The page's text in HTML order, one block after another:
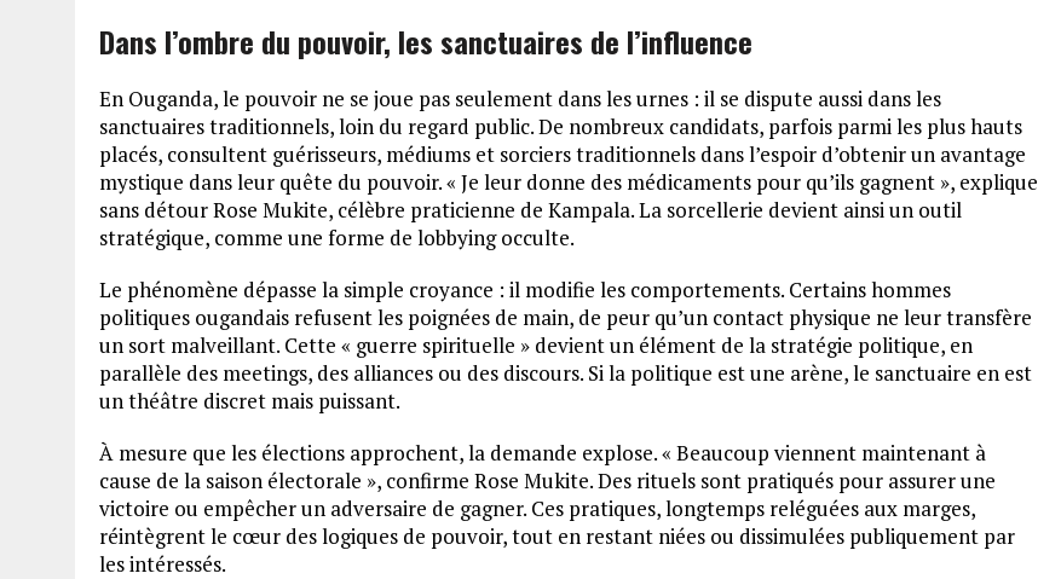
Dans l’ombre du pouvoir, les sanctuaires de l’influence
En Ouganda, le pouvoir ne se joue pas seulement dans les urnes : il se dispute aussi dans les
sanctuaires traditionnels, loin du regard public. De nombreux candidats, parfois parmi les plus hauts
placés, consultent guérisseurs, médiums et sorciers traditionnels dans l’espoir d’obtenir un avantage
mystique dans leur quête du pouvoir. « Je leur donne des médicaments pour qu’ils gagnent », explique
sans détour Rose Mukite, célèbre praticienne de Kampala. La sorcellerie devient ainsi un outil
stratégique, comme une forme de lobbying occulte.
Le phénomène dépasse la simple croyance : il modifie les comportements. Certains hommes
politiques ougandais refusent les poignées de main, de peur qu’un contact physique ne leur transfère
un sort malveillant. Cette « guerre spirituelle » devient un élément de la stratégie politique, en
parallèle des meetings, des alliances ou des discours. Si la politique est une arène, le sanctuaire en est
un théâtre discret mais puissant.
À mesure que les élections approchent, la demande explose. « Beaucoup viennent maintenant à
cause de la saison électorale », confirme Rose Mukite. Des rituels sont pratiqués pour assurer une
victoire ou empêcher un adversaire de gagner. Ces pratiques, longtemps reléguées aux marges,
réintègrent le cœur des logiques de pouvoir, tout en restant niées ou dissimulées publiquement par
les intéressés.